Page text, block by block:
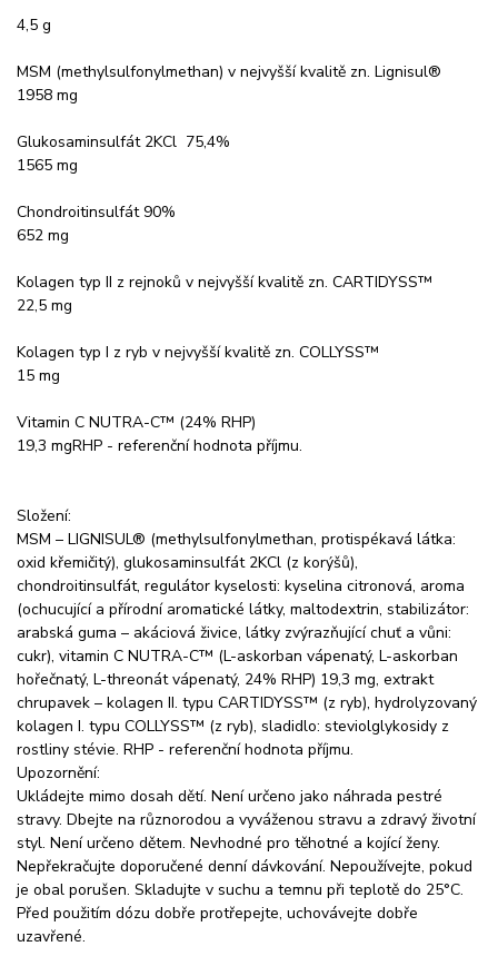
4,5 g
MSM (methylsulfonylmethan) v nejvyšší kvalitě zn. Lignisul®
1958 mg
Glukosaminsulfát 2KCl 75,4%
1565 mg
Chondroitinsulfát 90%
652 mg
Kolagen typ II z rejnoků v nejvyšší kvalitě zn. CARTIDYSS™
22,5 mg
Kolagen typ I z ryb v nejvyšší kvalitě zn. COLLYSS™
15 mg
Vitamin C NUTRA-C™ (24% RHP)
19,3 mgRHP - referenční hodnota příjmu.
Složení:
MSM – LIGNISUL® (methylsulfonylmethan, protispékavá látka:
oxid křemičitý), glukosaminsulfát 2KCl (z korýšů),
chondroitinsulfát, regulátor kyselosti: kyselina citronová, aroma
(ochucující a přírodní aromatické látky, maltodextrin, stabilizátor:
arabská guma – akáciová živice, látky zvýrazňující chuť a vůni:
cukr), vitamin C NUTRA-C™ (L-askorban vápenatý, L-askorban
hořečnatý, L-threonát vápenatý, 24% RHP) 19,3 mg, extrakt
chrupavek – kolagen II. typu CARTIDYSS™ (z ryb), hydrolyzovaný
kolagen I. typu COLLYSS™ (z ryb), sladidlo: steviolglykosidy z
rostliny stévie. RHP - referenční hodnota příjmu.
Upozornění:
Ukládejte mimo dosah dětí. Není určeno jako náhrada pestré
stravy. Dbejte na různorodou a vyváženou stravu a zdravý životní
styl. Není určeno dětem. Nevhodné pro těhotné a kojící ženy.
Nepřekračujte doporučené denní dávkování. Nepoužívejte, pokud
je obal porušen. Skladujte v suchu a temnu při teplotě do 25°C.
Před použitím dózu dobře protřepejte, uchovávejte dobře
uzavřené.